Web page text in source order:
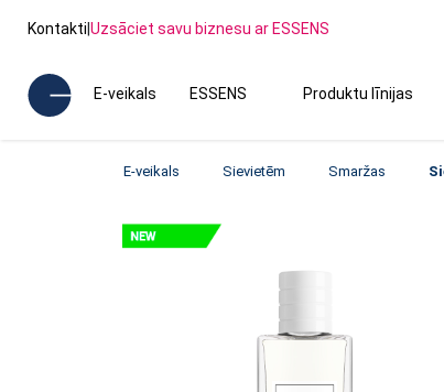
Kontakti|Uzsāciet savu biznesu ar ESSENS
E-veikals ESSENS Produktu līnijas
E-veikals Sievietēm Smaržas